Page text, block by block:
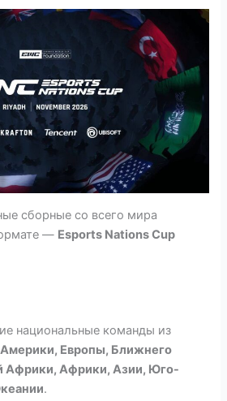
сборные со всего мира
— Esports Nations Cup
национальные команды из
Европы, Ближнего
Африки, Африки, Азии, Юго-
.